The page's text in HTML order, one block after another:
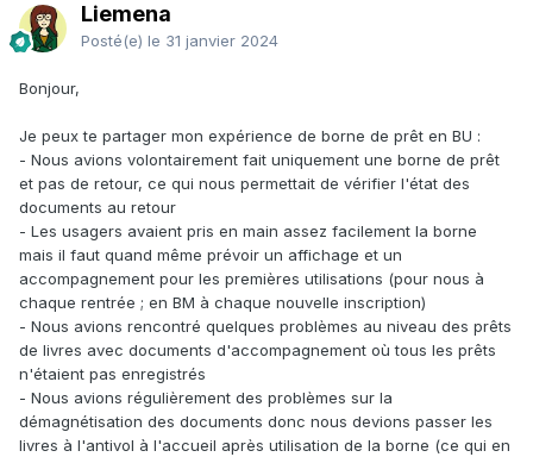
Liemena
Posté(e) le 31 janvier 2024
Bonjour,
Je peux te partager mon expérience de borne de prêt en BU :
- Nous avions volontairement fait uniquement une borne de prêt
et pas de retour, ce qui nous permettait de vérifier l'état des
documents au retour
- Les usagers avaient pris en main assez facilement la borne
mais il faut quand même prévoir un affichage et un
accompagnement pour les premières utilisations (pour nous à
chaque rentrée ; en BM à chaque nouvelle inscription)
- Nous avions rencontré quelques problèmes au niveau des prêts
de livres avec documents d'accompagnement où tous les prêts
n'étaient pas enregistrés
- Nous avions régulièrement des problèmes sur la
démagnétisation des documents donc nous devions passer les
livres à l'antivol à l'accueil après utilisation de la borne (ce qui en